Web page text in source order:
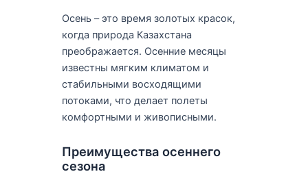
Осень – это время золотых красок,
когда природа Казахстана
преображается. Осенние месяцы
известны мягким климатом и
стабильными восходящими
потоками, что делает полеты
комфортными и живописными.
Преимущества осеннего
сезона